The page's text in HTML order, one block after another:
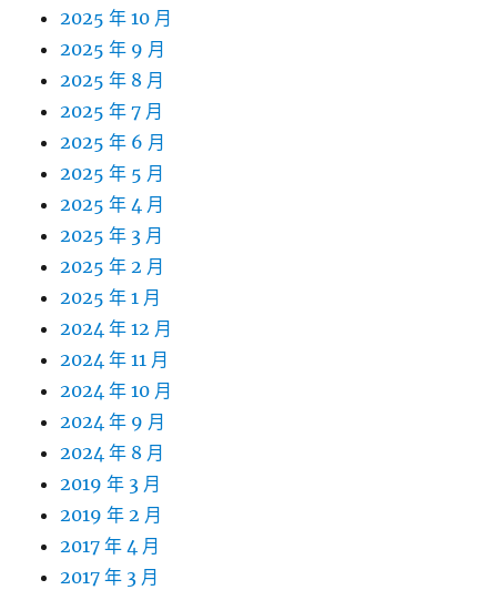
2025 年 10 月
2025 年 9 月
2025 年 8 月
2025 年 7 月
2025 年 6 月
2025 年 5 月
2025 年 4 月
2025 年 3 月
2025 年 2 月
2025 年 1 月
2024 年 12 月
2024 年 11 月
2024 年 10 月
2024 年 9 月
2024 年 8 月
2019 年 3 月
2019 年 2 月
2017 年 4 月
2017 年 3 月